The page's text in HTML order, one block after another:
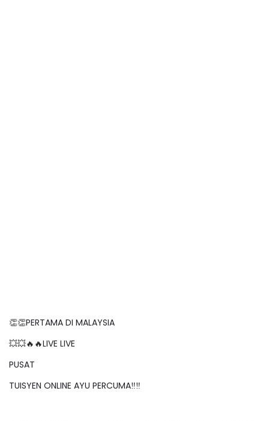
👏👏PERTAMA DI MALAYSIA
💥💥🔥🔥LIVE LIVE
PUSAT
TUISYEN ONLINE AYU PERCUMA‼️‼️